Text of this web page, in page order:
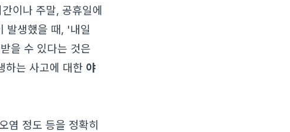
이나 주말, 공휴일에
발생했을 때, '내일
을 수 있다는 것은
하는 사고에 대한 야
염 정도 등을 정확히